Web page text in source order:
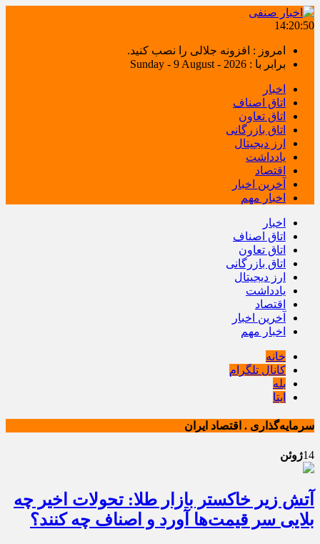
14:20:50
امروز : افزونه جلالی را نصب کنید.
برابر با : Sunday - 9 August - 2026
اخبار
اتاق اصناف
اتاق تعاون
اتاق بازرگانی
ارز دیجیتال
یادداشت
اقتصاد
آخرین اخبار
اخبار مهم
اخبار
اتاق اصناف
اتاق تعاون
اتاق بازرگانی
ارز دیجیتال
یادداشت
اقتصاد
آخرین اخبار
اخبار مهم
خانه
کانال تلگرام
بله
ایتا
سرمایه‌گذاری . اقتصاد ایران
14ژوئن
آتش زیر خاکستر بازار طلا: تحولات اخیر چه
بلایی سر قیمت‌ها آورد و اصناف چه کنند؟